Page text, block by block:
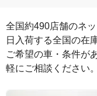
全国約490店舗のネ
日入荷する全国の在
ご希望の車・条件が
軽にご相談ください。